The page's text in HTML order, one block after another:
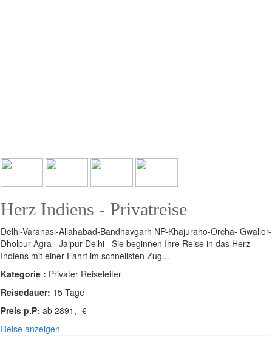
Herz Indiens - Privatreise
Delhi-Varanasi-Allahabad-Bandhavgarh NP-Khajuraho-Orcha- Gwalior-
Dholpur-Agra –Jaipur-Delhi Sie beginnen Ihre Reise in das Herz
Indiens mit einer Fahrt im schnellsten Zug...
Kategorie : Privater Reiseleiter
Reisedauer: 15 Tage
Preis p.P: ab 2891,- €
Reise anzeigen